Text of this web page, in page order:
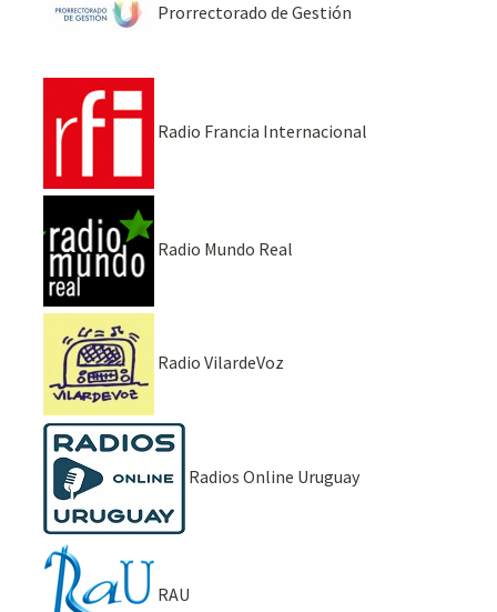
Prorrectorado de Gestión
Radio Francia Internacional
Radio Mundo Real
Radio VilardeVoz
Radios Online Uruguay
RAU